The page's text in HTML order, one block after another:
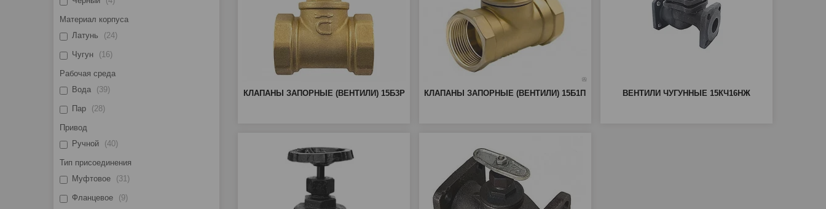
КЛАПАНЫ ЗАПОРНЫЕ (ВЕНТИЛИ) 15Б3Р КЛАПАНЫ ЗАПОРНЫЕ (ВЕНТИЛИ) 15Б1П ВЕНТИЛИ ЧУГУННЫЕ 15КЧ16НЖ
Материал корпуса
Латунь
24
Чугун 16
Рабочая среда
Вода
39
Пар 28
Привод
Ручной
40
Тип присоединения
Муфтовое
31
Фланцевое 9